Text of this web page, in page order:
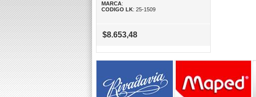
MARCA:
CODIGO LK: 25-1509
$8.653,48